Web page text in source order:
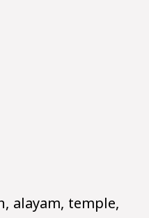
alayam, temple,